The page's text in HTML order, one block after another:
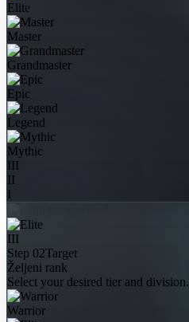
Elite
Master
Grandmaster
Epic
Legend
Mythic
III
II
I
III
Step 02Target
Željeni rank
Select your desired tier and division.
Warrior